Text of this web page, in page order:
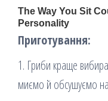
Приготування:
1. Гриби краще
миємо й обсушуємо